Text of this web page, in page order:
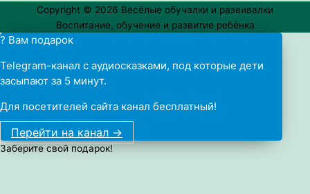
Copyright © 2026 Весёлые обучалки и развивалки
Воспитание, обучение и развитие ребёнка
? Вам подарок
Telegram-канал с аудиосказками, под которые дети
засыпают за 5 минут.
Для посетителей сайта канал бесплатный!
Перейти на канал ->
Заберите свой подарок!